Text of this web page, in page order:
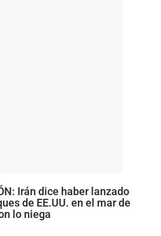
Irán dice haber lanzado
de EE.UU. en el mar de
lo niega